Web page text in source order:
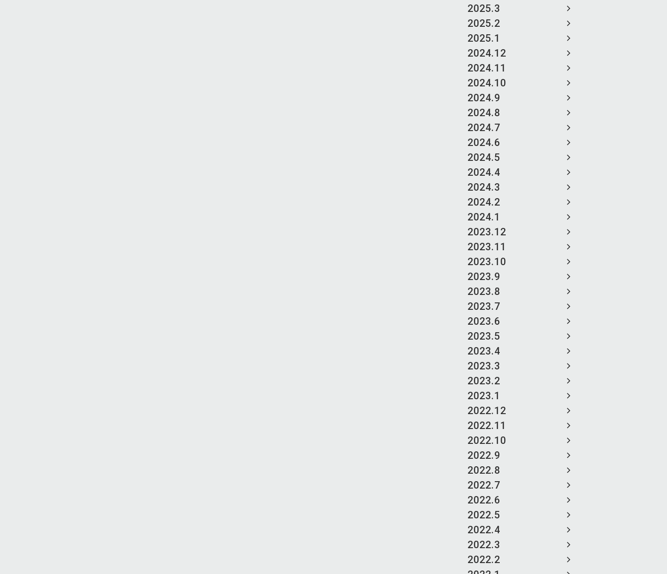
2025.3
2025.2
2025.1
2024.12
2024.11
2024.10
2024.9
2024.8
2024.7
2024.6
2024.5
2024.4
2024.3
2024.2
2024.1
2023.12
2023.11
2023.10
2023.9
2023.8
2023.7
2023.6
2023.5
2023.4
2023.3
2023.2
2023.1
2022.12
2022.11
2022.10
2022.9
2022.8
2022.7
2022.6
2022.5
2022.4
2022.3
2022.2